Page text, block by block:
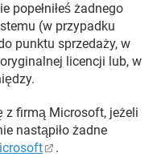
popełniłeś żadnego
(w przypadku
punktu sprzedaży, w
licencji lub, w
z firmą Microsoft, jeżeli
nastąpiło żadne
.